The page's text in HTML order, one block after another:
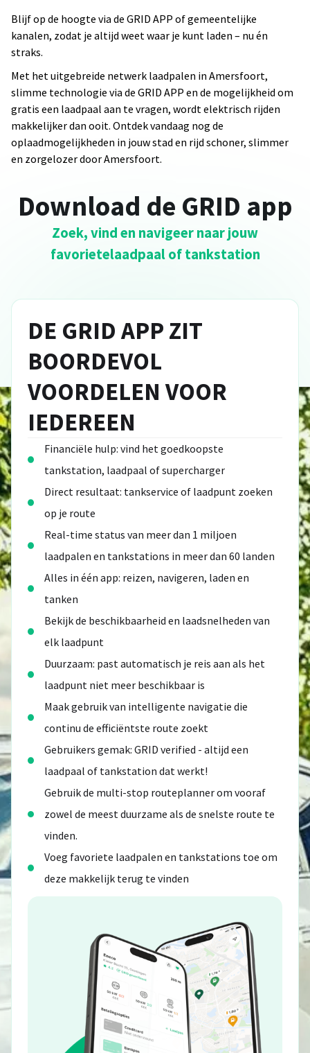
Blijf op de hoogte via de GRID APP of gemeentelijke
kanalen, zodat je altijd weet waar je kunt laden – nu én
straks.
Met het uitgebreide netwerk laadpalen in Amersfoort,
slimme technologie via de GRID APP en de mogelijkheid om
gratis een laadpaal aan te vragen, wordt elektrisch rijden
makkelijker dan ooit. Ontdek vandaag nog de
oplaadmogelijkheden in jouw stad en rijd schoner, slimmer
en zorgelozer door Amersfoort.
Download de GRID app
Zoek, vind en navigeer naar jouw
favorietelaadpaal of tankstation
DE GRID APP ZIT
BOORDEVOL
VOORDELEN VOOR
IEDEREEN
Financiële hulp: vind het goedkoopste
tankstation, laadpaal of supercharger
Direct resultaat: tankservice of laadpunt zoeken
op je route
Real-time status van meer dan 1 miljoen
laadpalen en tankstations in meer dan 60 landen
Alles in één app: reizen, navigeren, laden en
tanken
Bekijk de beschikbaarheid en laadsnelheden van
elk laadpunt
Duurzaam: past automatisch je reis aan als het
laadpunt niet meer beschikbaar is
Maak gebruik van intelligente navigatie die
continu de efficiëntste route zoekt
Gebruikers gemak: GRID verified - altijd een
laadpaal of tankstation dat werkt!
Gebruik de multi-stop routeplanner om vooraf
zowel de meest duurzame als de snelste route te
vinden.
Voeg favoriete laadpalen en tankstations toe om
deze makkelijk terug te vinden